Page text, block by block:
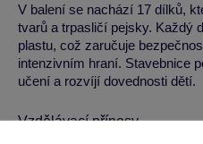
V balení se nachází 17 dílků,
tvarů a trpasličí pejsky. Každý
plastu, což zaručuje
intenzivním hraní. Stavebnice
učení a rozvíjí dovednosti dětí.
Vzdělávací přínosy